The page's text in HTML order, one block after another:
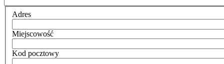
Adres
Miejscowość
Kod pocztowy